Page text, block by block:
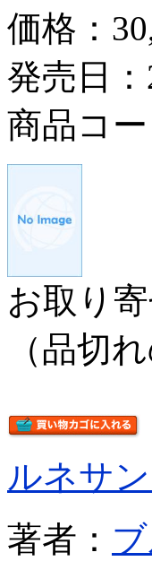
価格：
発売日：
商品コー
お取り
（品切
ルネサ
著者：